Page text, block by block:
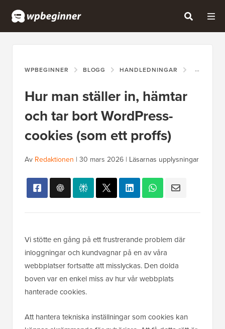
WPBEGINNER BLOGG HANDLEDNINGAR HUR
Hur man ställer in, hämtar
och tar bort WordPress-
cookies (som ett proffs)
Av Redaktionen | 30 mars 2026 | Läsarnas upplysningar
Vi stötte en gång på ett frustrerande problem där
inloggningar och kundvagnar på en av våra
webbplatser fortsatte att misslyckas. Den dolda
boven var en enkel miss av hur vår webbplats
hanterade cookies.
Att hantera tekniska inställningar som cookies kan